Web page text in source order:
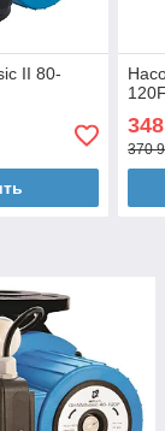
II 80-
370